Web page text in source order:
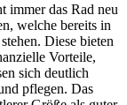
immer das Rad neu
welche bereits in
Diese bieten
Vorteile,
sich deutlich
pflegen. Das